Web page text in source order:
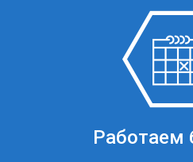
Работаем